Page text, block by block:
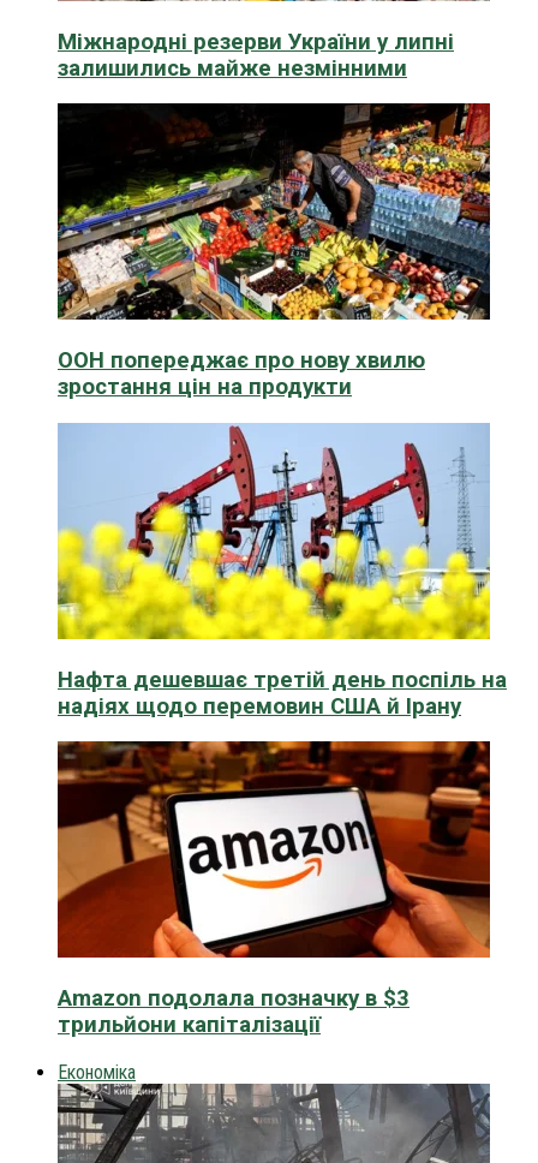
Міжнародні резерви України у липні
залишились майже незмінними
ООН попереджає про нову хвилю
зростання цін на продукти
Нафта дешевшає третій день поспіль на
надіях щодо перемовин США й Ірану
Amazon подолала позначку в $3
трильйони капіталізації
Економіка